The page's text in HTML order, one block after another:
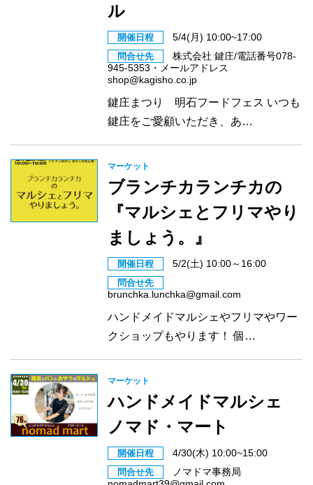
ル
開催日程 5/4(月) 10:00~17:00
問合せ先
株式会社 鍵庄/電話番号078-
945-5353・メールアドレス
shop@kagisho.co.jp
鍵庄まつり 明石フードフェス いつも
鍵庄をご愛顧いただき、あ…
マーケット
ブランチカランチカの
『マルシェとフリマやり
ましょう。』
開催日程 5/2(土) 10:00～16:00
問合せ先
brunchka.lunchka@gmail.com
ハンドメイドマルシェやフリマやワー
クショップもやります！ 個…
マーケット
ハンドメイドマルシェ
ノマド・マート
開催日程 4/30(木) 10:00~15:00
問合せ先
ノマドマ事務局